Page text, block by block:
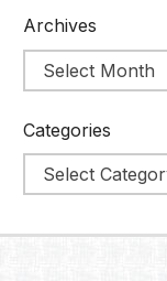
Archives
Categories